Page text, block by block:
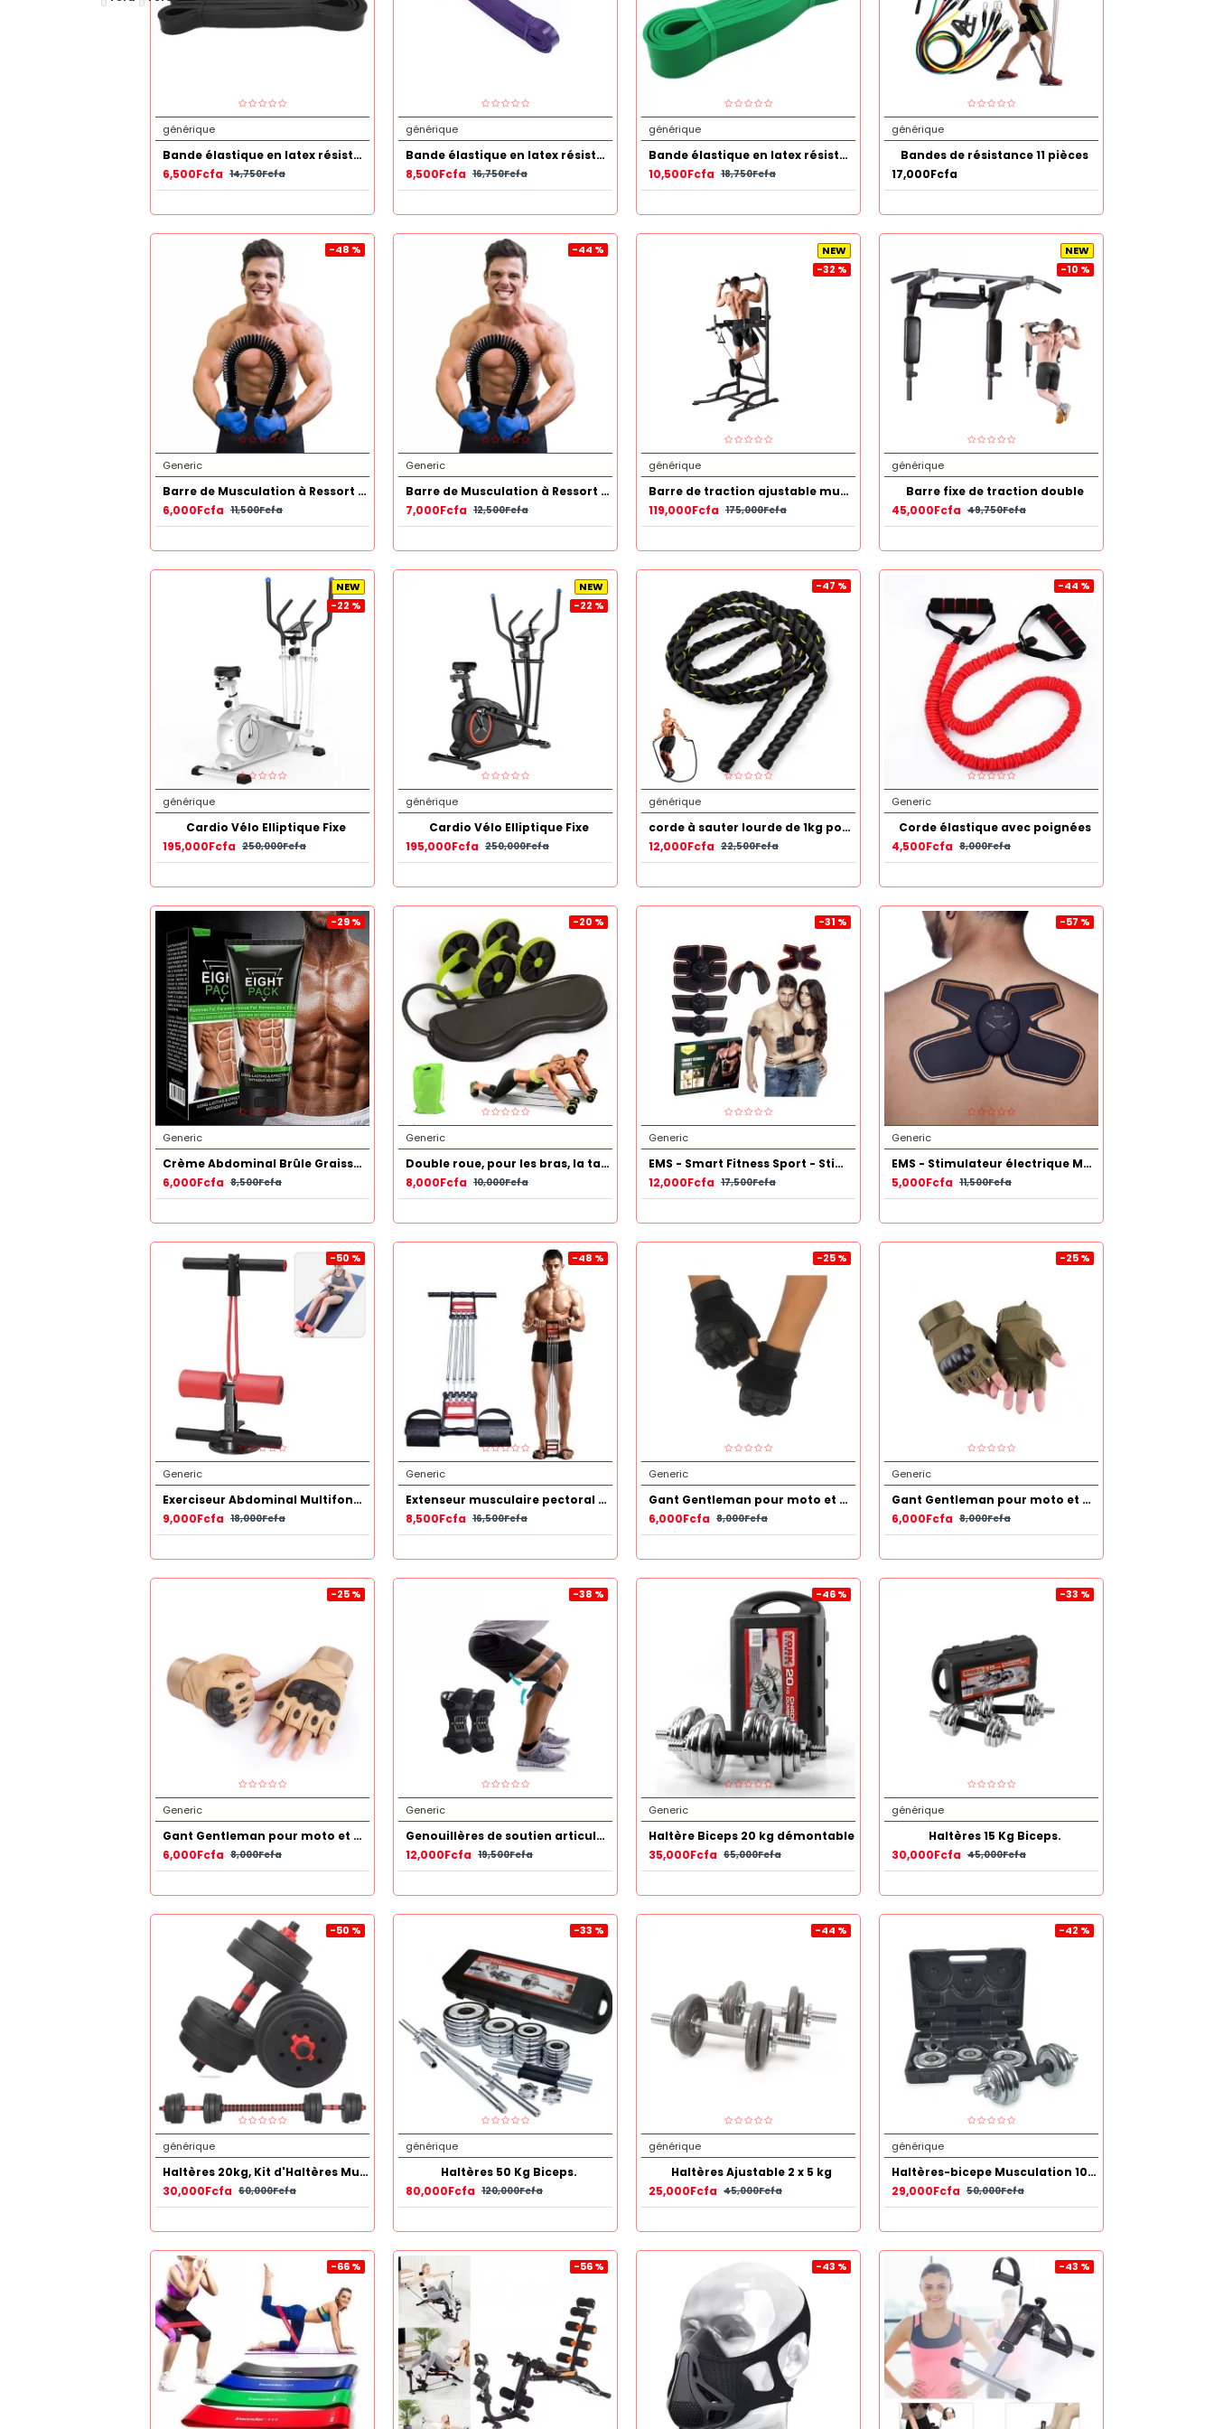
générique
Bande élastique en latex résistant 20 -60LB Noir
6,500Fcfa 14,750Fcfa
générique
Bande élastique en latex résistant 35 -85LB Mauve
8,500Fcfa 16,750Fcfa
générique
Bande élastique en latex résistant 50 -125LB Vert
10,500Fcfa 18,750Fcfa
générique
Bandes de résistance 11 pièces
17,000Fcfa
-48 %
Generic
Barre de Musculation à Ressort 50 KG
6,000Fcfa 11,500Fcfa
-44 %
Generic
Barre de Musculation à Ressort 60 KG
7,000Fcfa 12,500Fcfa
NEW
-32 %
générique
Barre de traction ajustable musculation
119,000Fcfa 175,000Fcfa
NEW
-10 %
générique
Barre fixe de traction double
45,000Fcfa 49,750Fcfa
NEW
-22 %
générique
Cardio Vélo Elliptique Fixe
195,000Fcfa 250,000Fcfa
NEW
-22 %
générique
Cardio Vélo Elliptique Fixe
195,000Fcfa 250,000Fcfa
-47 %
générique
corde à sauter lourde de 1kg pour l'exercice
12,000Fcfa 22,500Fcfa
-44 %
Generic
Corde élastique avec poignées
4,500Fcfa 8,000Fcfa
-29 %
Generic
Crème Abdominal Brûle Graisse - 170 Gr
6,000Fcfa 8,500Fcfa
-20 %
Generic
Double roue, pour les bras, la taille, les jambes, gymnastique à domicile
8,000Fcfa 10,000Fcfa
-31 %
Generic
EMS - Smart Fitness Sport - Stimulateur de muscles 5 en 1
12,000Fcfa 17,500Fcfa
-57 %
Generic
EMS - Stimulateur électrique Musculaire 1 Pièce
5,000Fcfa 11,500Fcfa
-50 %
Generic
Exerciseur Abdominal Multifonctionnel Portable Avec Bande Elastique
9,000Fcfa 18,000Fcfa
-48 %
Generic
Extenseur musculaire pectoral - extracteur de tension
8,500Fcfa 16,500Fcfa
-25 %
Generic
Gant Gentleman pour moto et autres
6,000Fcfa 8,000Fcfa
-25 %
Generic
Gant Gentleman pour moto et autres
6,000Fcfa 8,000Fcfa
-25 %
Generic
Gant Gentleman pour moto et autres
6,000Fcfa 8,000Fcfa
-38 %
Generic
Genouillères de soutien articulaire
12,000Fcfa 19,500Fcfa
-46 %
Generic
Haltère Biceps 20 kg démontable
35,000Fcfa 65,000Fcfa
-33 %
générique
Haltères 15 Kg Biceps.
30,000Fcfa 45,000Fcfa
-50 %
générique
Haltères 20kg, Kit d'Haltères Musculation en PVC Réglable pour Entraînement Musculaire avec Barre d'extension
30,000Fcfa 60,000Fcfa
-33 %
générique
Haltères 50 Kg Biceps.
80,000Fcfa 120,000Fcfa
-44 %
générique
Haltères Ajustable 2 x 5 kg
25,000Fcfa 45,000Fcfa
-42 %
générique
Haltères-bicepe Musculation 10 KG
29,000Fcfa 50,000Fcfa
-66 % -56 % -43 % -43 %